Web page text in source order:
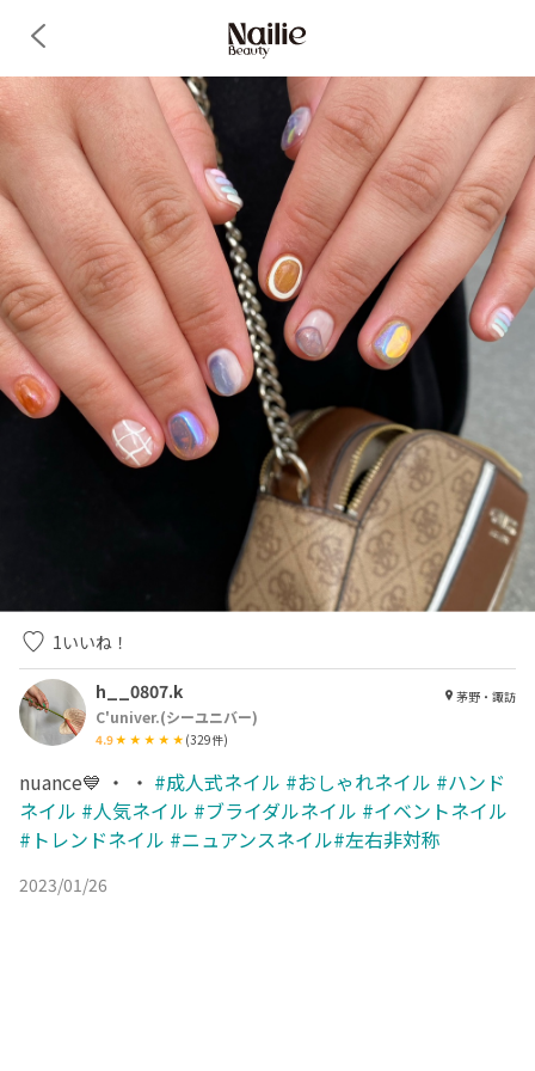
1いいね！
h__0807.k
C'univer.(シーユニバー)
4.9 (329件)
茅野・諏訪
nuance💙 ・ ・ #成人式ネイル #おしゃれネイル #ハンド
ネイル #人気ネイル #ブライダルネイル #イベントネイル
#トレンドネイル #ニュアンスネイル#左右非対称
2023/01/26